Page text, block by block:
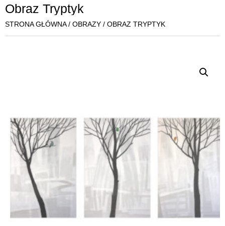
Obraz Tryptyk
STRONA GŁÓWNA/ OBRAZY / OBRAZ TRYPTYK